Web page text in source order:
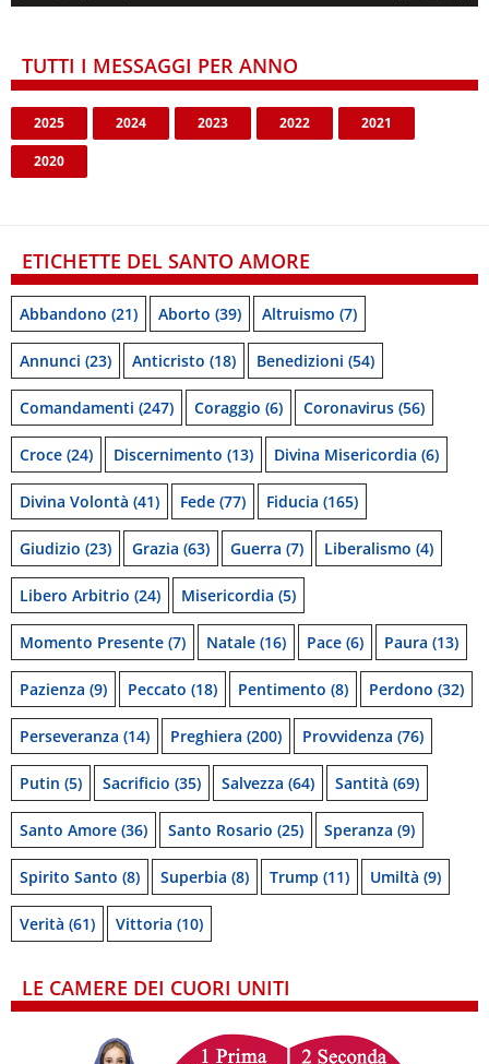
TUTTI I MESSAGGI PER ANNO
2025 2024 2023 2022 2021
2020
ETICHETTE DEL SANTO AMORE
Abbandono (21) Aborto (39) Altruismo (7)
Annunci (23) Anticristo (18) Benedizioni (54)
Comandamenti (247) Coraggio (6) Coronavirus (56)
Croce (24) Discernimento (13) Divina Misericordia (6)
Divina Volontà (41) Fede (77) Fiducia (165)
Giudizio (23) Grazia (63) Guerra (7) Liberalismo (4)
Libero Arbitrio (24) Misericordia (5)
Momento Presente (7) Natale (16) Pace (6) Paura (13)
Pazienza (9) Peccato (18) Pentimento (8) Perdono (32)
Perseveranza (14) Preghiera (200) Provvidenza (76)
Putin (5) Sacrificio (35) Salvezza (64) Santità (69)
Santo Amore (36) Santo Rosario (25) Speranza (9)
Spirito Santo (8) Superbia (8) Trump (11) Umiltà (9)
Verità (61) Vittoria (10)
LE CAMERE DEI CUORI UNITI